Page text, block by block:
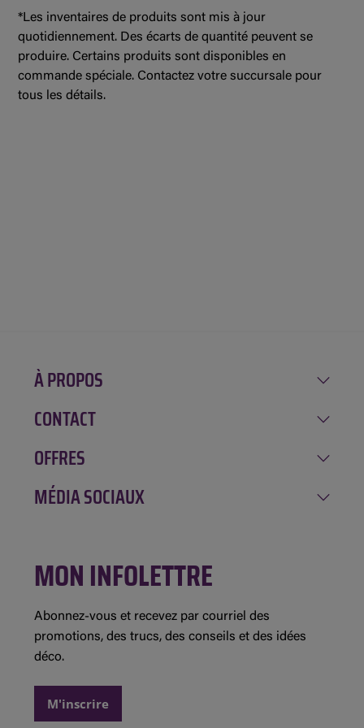
*Les inventaires de produits sont mis à jour
quotidiennement. Des écarts de quantité peuvent se
produire. Certains produits sont disponibles en
commande spéciale. Contactez votre succursale pour
tous les détails.
À PROPOS
Notre histoire
Location GAGNON
CONTACT
Amqui
Chénéville
Saint-Jean-sur-Richelieu
OFFRES
Rabais de la semaine
Détails des promotions
MÉDIA SOCIAUX
Instagram
MON INFOLETTRE
Abonnez-vous et recevez par courriel des
promotions, des trucs, des conseils et des idées
déco.
M'inscrire